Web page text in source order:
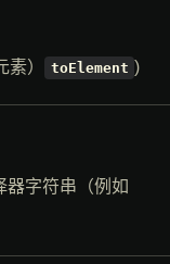
） toElement )
器字符串（例如